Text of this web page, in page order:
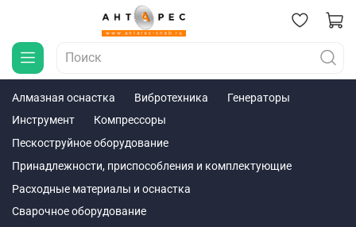
Алмазная оснастка Вибротехника
Генераторы
Инструмент
Компрессоры
Пескоструйное оборудование
Принадлежности, приспособления и комплектующие
Расходные материалы и оснастка
Сварочное оборудование